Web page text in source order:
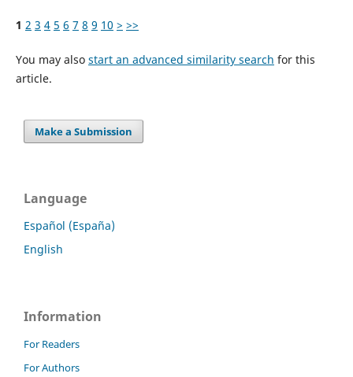
1 2 3 4 5 6 7 8 9 10 > >>
You may also start an advanced similarity search for this
article.
Make a Submission
Language
Español (España)
English
Information
For Readers
For Authors